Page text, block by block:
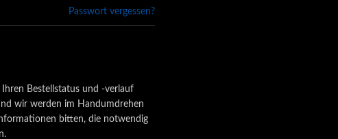
Passwort vergessen?
Bestellstatus und -verlauf
wir werden im Handumdrehen
bitten, die notwendig